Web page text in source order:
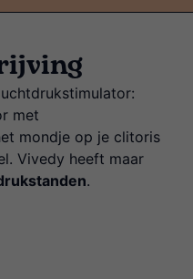
met
mondje op je clitoris
Vivedy heeft maar
.